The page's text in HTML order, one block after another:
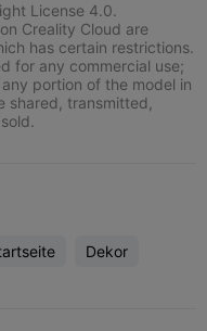
License 4.0.
Creality Cloud are
has certain restrictions.
for any commercial use;
portion of the model in
shared, transmitted,
Dekor